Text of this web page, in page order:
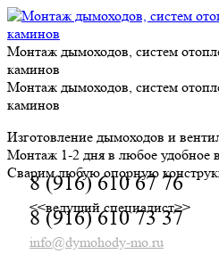
Skip
to
content
Монтаж дымоходов, систем
каминов
Монтаж дымоходов, систем
каминов
Изготовление дымоходов и
Монтаж 1-2 дня в любое удобное
Сварим любую опорную
8 (916) 610 67 76
<<ведущий специалист>>
8 (916) 610 73 37
info@dymohody-mo.ru